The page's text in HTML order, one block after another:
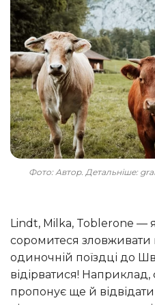
Фото: Автор. Детальніше:
Lindt, Milka, Toblerone — якщо ви ласун, але
соромитеся зловживати
одиночній поїздці до
відірватися!
пропонує ще й